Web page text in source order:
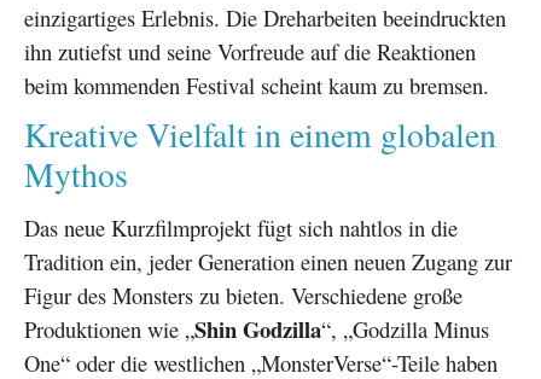
einzigartiges Erlebnis. Die Dreharbeiten beeindruckten
ihn zutiefst und seine Vorfreude auf die Reaktionen
beim kommenden Festival scheint kaum zu bremsen.
Kreative Vielfalt in einem globalen
Mythos
Das neue Kurzfilmprojekt fügt sich nahtlos in die
Tradition ein, jeder Generation einen neuen Zugang zur
Figur des Monsters zu bieten. Verschiedene große
Produktionen wie „Shin Godzilla“, „Godzilla Minus
One“ oder die westlichen „MonsterVerse“-Teile haben